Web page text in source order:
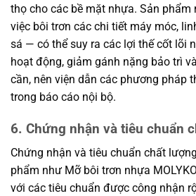
thọ cho các bề mặt nhựa. Sản phẩm
việc bôi trơn các chi tiết máy móc,
sá — có thể suy ra các lợi thế cốt lõi
hoạt động, giảm gánh nặng bảo trì
cần, nên viện dẫn các phương pháp
trong báo cáo nội bộ.
6. Chứng nhận và tiêu chuẩn
Chứng nhận và tiêu chuẩn chất
phẩm như Mỡ bôi trơn nhựa
với các tiêu chuẩn được công nhận